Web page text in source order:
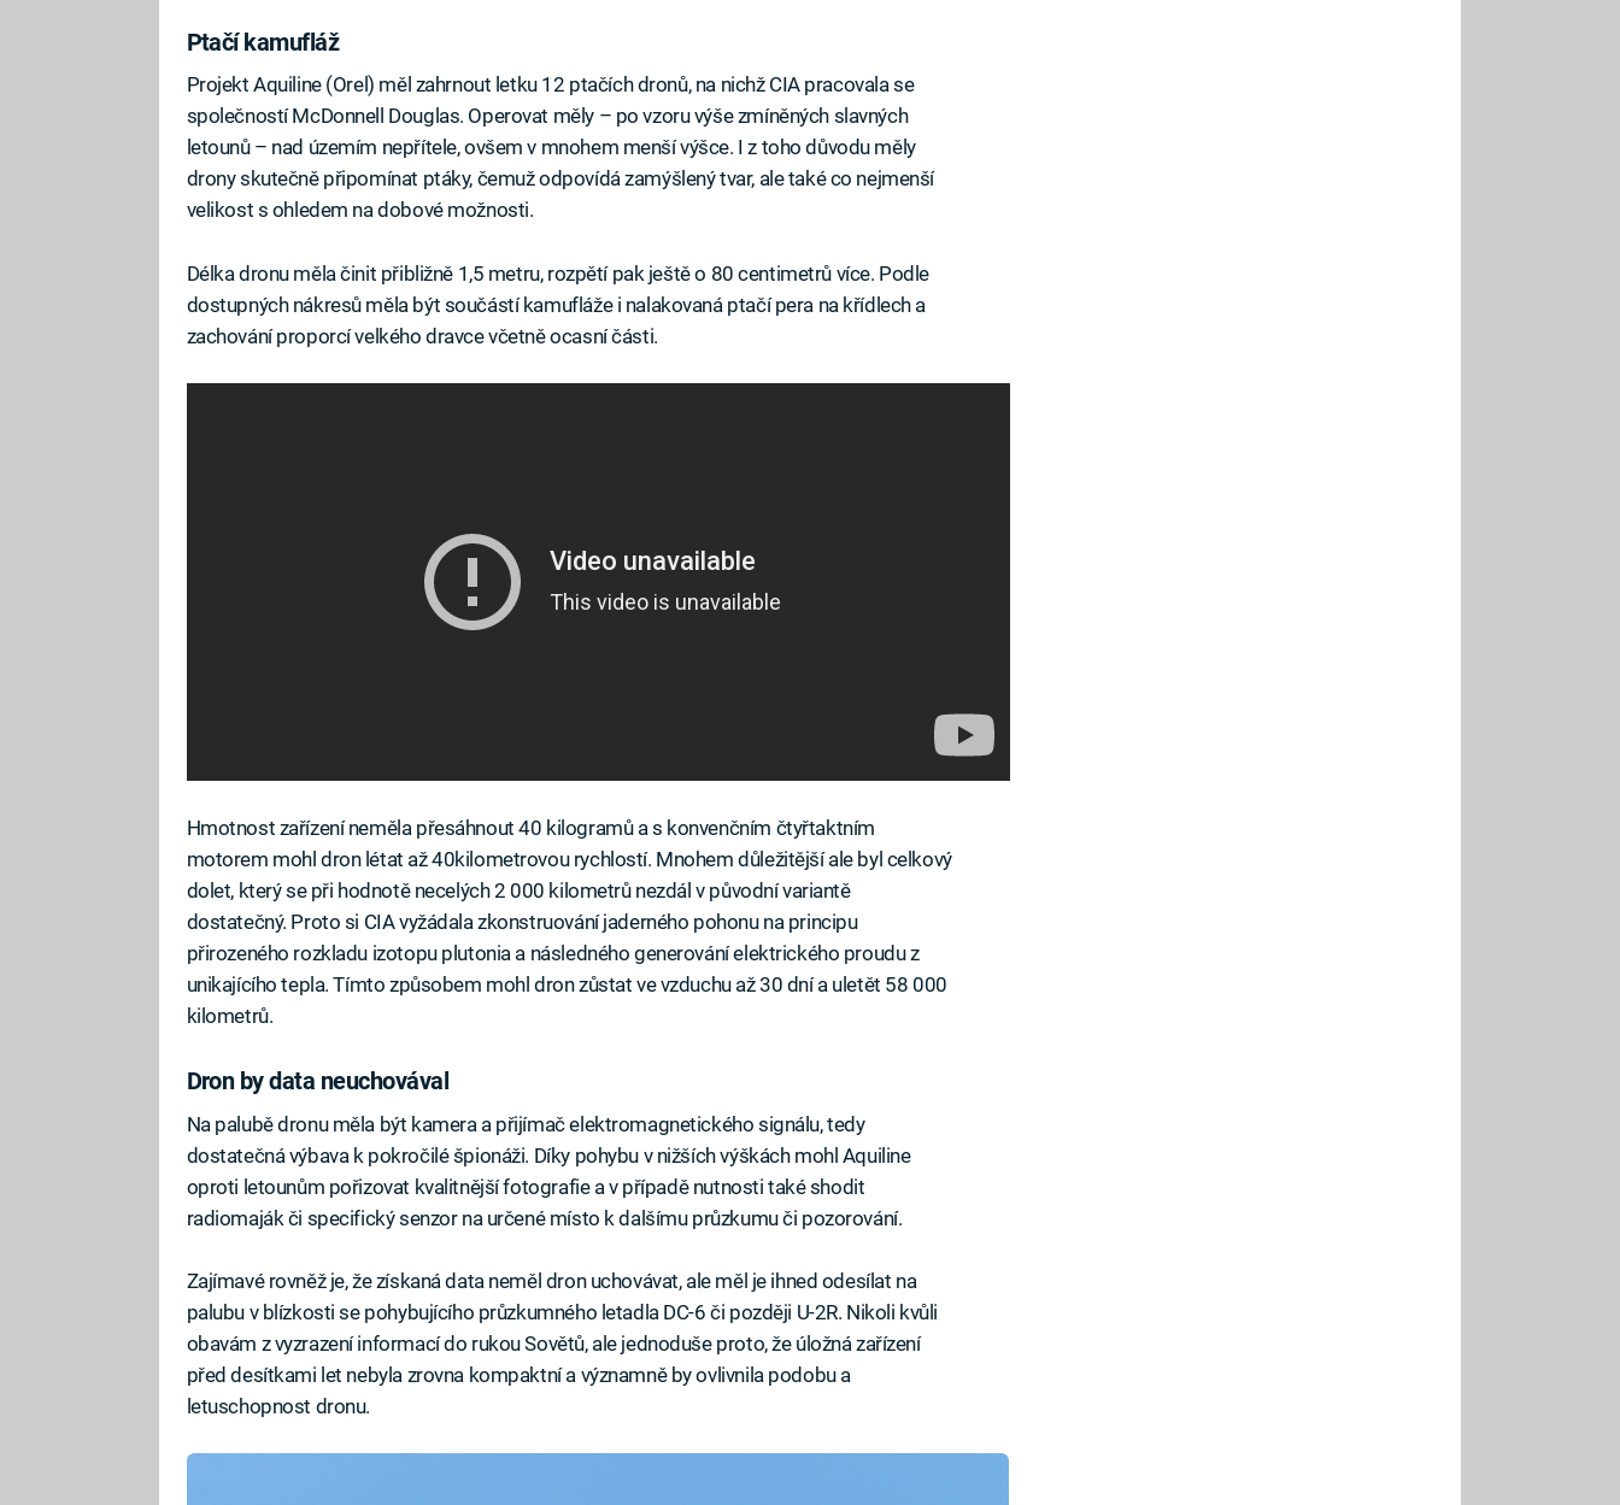
Ptačí kamufláž
Projekt Aquiline (Orel) měl zahrnout letku 12 ptačích dronů, na nichž CIA pracovala se
společností McDonnell Douglas. Operovat měly – po vzoru výše zmíněných slavných
letounů – nad územím nepřítele, ovšem v mnohem menší výšce. I z toho důvodu měly
drony skutečně připomínat ptáky, čemuž odpovídá zamýšlený tvar, ale také co nejmenší
velikost s ohledem na dobové možnosti.
Délka dronu měla činit přibližně 1,5 metru, rozpětí pak ještě o 80 centimetrů více. Podle
dostupných nákresů měla být součástí kamufláže i nalakovaná ptačí pera na křídlech a
zachování proporcí velkého dravce včetně ocasní části.
Hmotnost zařízení neměla přesáhnout 40 kilogramů a s konvenčním čtyřtaktním
motorem mohl dron létat až 40kilometrovou rychlostí. Mnohem důležitější ale byl celkový
dolet, který se při hodnotě necelých 2 000 kilometrů nezdál v původní variantě
dostatečný. Proto si CIA vyžádala zkonstruování jaderného pohonu na principu
přirozeného rozkladu izotopu plutonia a následného generování elektrického proudu z
unikajícího tepla. Tímto způsobem mohl dron zůstat ve vzduchu až 30 dní a uletět 58 000
kilometrů.
Dron by data neuchovával
Na palubě dronu měla být kamera a přijímač elektromagnetického signálu, tedy
dostatečná výbava k pokročilé špionáži. Díky pohybu v nižších výškách mohl Aquiline
oproti letounům pořizovat kvalitnější fotografie a v případě nutnosti také shodit
radiomaják či specifický senzor na určené místo k dalšímu průzkumu či pozorování.
Zajímavé rovněž je, že získaná data neměl dron uchovávat, ale měl je ihned odesílat na
palubu v blízkosti se pohybujícího průzkumného letadla DC-6 či později U-2R. Nikoli kvůli
obavám z vyzrazení informací do rukou Sovětů, ale jednoduše proto, že úložná zařízení
před desítkami let nebyla zrovna kompaktní a významně by ovlivnila podobu a
letuschopnost dronu.